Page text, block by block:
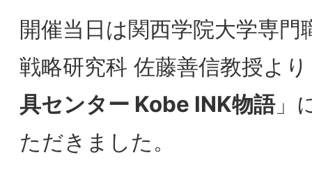
正会員の方は是非「会員ページ」をご確認
ください。
会員ページへログイン